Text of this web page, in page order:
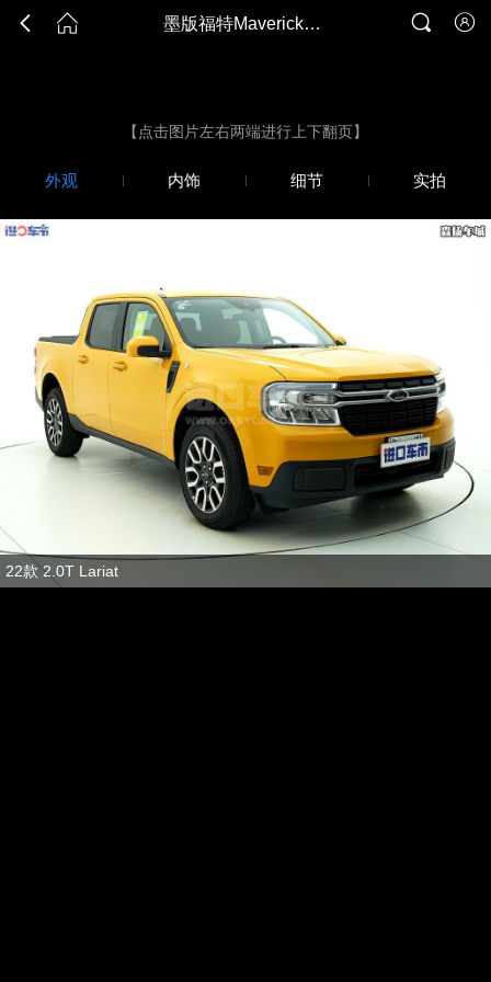
  墨版福特Maverick独行侠22款 2.0T Lariat图片 

【点击图片左右两端进行上下翻页】
外观 内饰 细节 实拍
22款 2.0T Lariat